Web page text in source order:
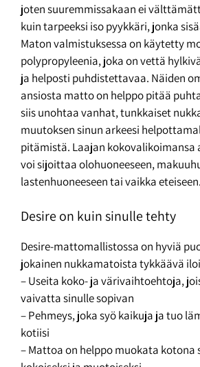
joten suuremmissakaan ei
kuin tarpeeksi iso pyykkäri, jonka
Maton valmistuksessa on käytetty
polypropyleenia, joka on vettä
ja helposti puhdistettavaa. Näiden
ansiosta matto on helppo pitää
siis unohtaa vanhat, tunkkaiset
muutoksen sinun arkeesi
pitämistä. Laajan kokovalikoimansa
voi sijoittaa olohuoneeseen,
lastenhuoneeseen tai vaikka eteiseen.
Desire on kuin sinulle tehty
Desire-mattomallistossa on hyviä
jokainen nukkamatoista tykkäävä
– Useita koko- ja värivaihtoehtoja,
vaivatta sinulle sopivan
– Pehmeys, joka syö kaikuja ja tuo
kotiisi
– Mattoa on helppo muokata kotona